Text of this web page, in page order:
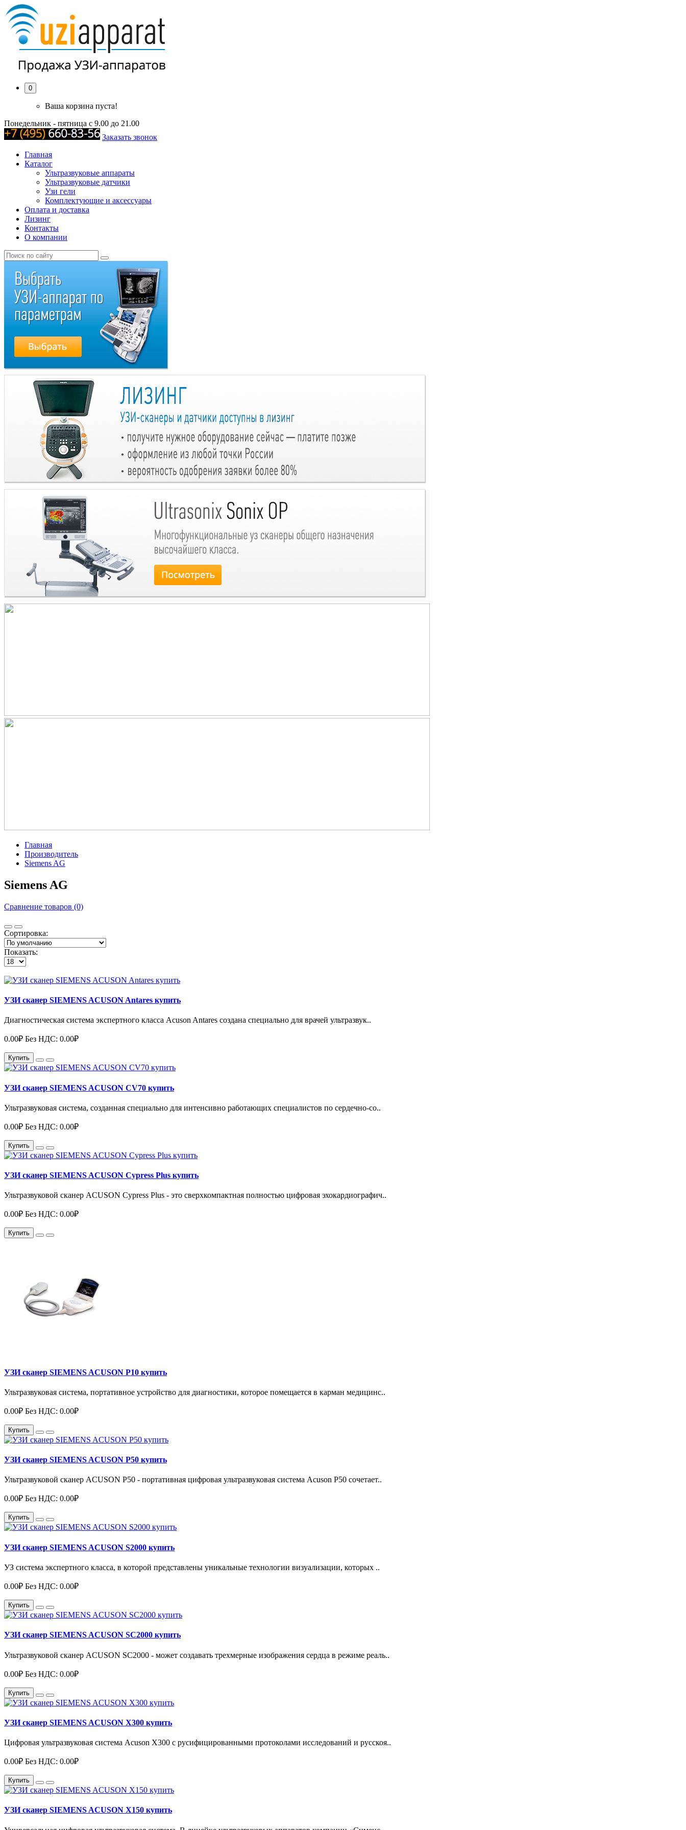
0
Ваша корзина пуста!
Понедельник - пятница с 9.00 до 21.00
Заказать звонок
Главная
Каталог
Ультразвуковые аппараты
Ультразвуковые датчики
Узи гели
Комплектующие и аксессуары
Оплата и доставка
Лизинг
Контакты
О компании
Главная
Производитель
Siemens AG
Siemens AG
Сравнение товаров (0)
Сортировка:
Показать:
УЗИ сканер SIEMENS ACUSON Antares купить
Диагностическая система экспертного класса Acuson Antares создана специально для врачей ультразвук..
0.00₽ Без НДС: 0.00₽
Купить
УЗИ сканер SIEMENS ACUSON CV70 купить
Ультразвуковая система, созданная специально для интенсивно работающих специалистов по сердечно-со..
0.00₽ Без НДС: 0.00₽
Купить
УЗИ сканер SIEMENS ACUSON Cypress Plus купить
Ультразвуковой сканер ACUSON Cypress Plus - это сверхкомпактная полностью цифровая эхокардиографич..
0.00₽ Без НДС: 0.00₽
Купить
УЗИ сканер SIEMENS ACUSON P10 купить
Ультразвуковая система, портативное устройство для диагностики, которое помещается в карман медицинс..
0.00₽ Без НДС: 0.00₽
Купить
УЗИ сканер SIEMENS ACUSON P50 купить
Ультразвуковой сканер ACUSON P50 - портативная цифровая ультразвуковая система Acuson P50 сочетает..
0.00₽ Без НДС: 0.00₽
Купить
УЗИ сканер SIEMENS ACUSON S2000 купить
УЗ система экспертного класса, в которой представлены уникальные технологии визуализации, которых ..
0.00₽ Без НДС: 0.00₽
Купить
УЗИ сканер SIEMENS ACUSON SC2000 купить
Ультразвуковой сканер ACUSON SC2000 - может создавать трехмерные изображения сердца в режиме реаль..
0.00₽ Без НДС: 0.00₽
Купить
УЗИ сканер SIEMENS ACUSON X300 купить
Цифровая ультразвуковая система Acuson X300 с русифицированными протоколами исследований и русскоя..
0.00₽ Без НДС: 0.00₽
Купить
УЗИ сканер SIEMENS ACUSON Х150 купить